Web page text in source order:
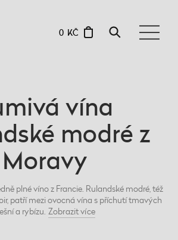
0 KČ
vína
modré z
Moravy
plné víno z Francie. Rulandské modré, též
patří mezi ovocná vína s příchutí tmavých
a rybízu. Zobrazitvíce